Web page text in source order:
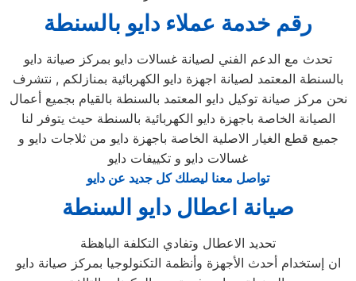
رقم خدمة عملاء دايو بالسنطة
تحدث مع الدعم الفني لصيانة غسالات دايو بمركز صيانة دايو
بالسنطة المعتمد لصيانة اجهزة دايو الكهربائية بمنازلكم , نتشرف
نحن مركز صيانة توكيل دايو المعتمد بالسنطة بالقيام بجميع أعمال
الصيانة الخاصة باجهزة دايو الكهربائية بالسنطة حيث يتوفر لنا
جميع قطع الغيار الاصلية الخاصة باجهزة دايو من ثلاجات دايو و
غسالات دايو و تكييفات دايو
تواصل معنا ليصلك كل جديد عن دايو
صيانة اعطال دايو السنطة
تحديد الاعطال وتفادي التكلفة الباهظة
ان إستخدام أحدث الأجهزة وأنظمة التكنولوجيا بمركز صيانة دايو